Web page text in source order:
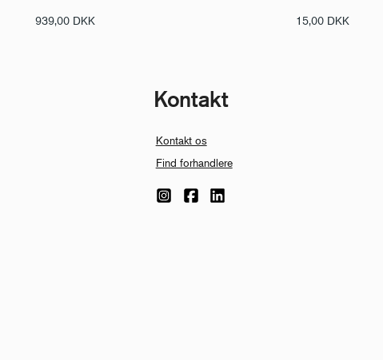
939,00 DKK 15,00 DKK
Kontakt
Kontakt os
Find forhandlere